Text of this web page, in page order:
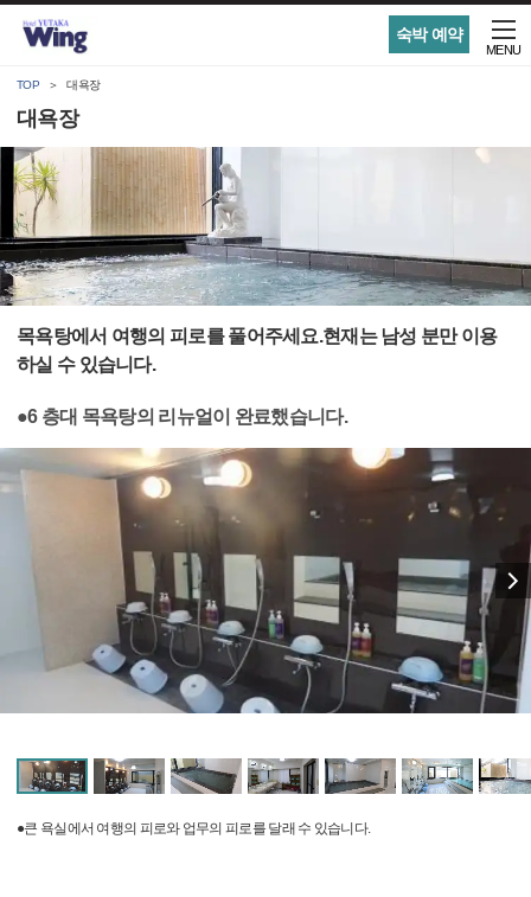
숙박 예약
MENU
TOP 대욕장
대욕장
목욕탕에서 여행의 피로를 풀어주세요.현재는 남성 분만 이용
하실 수 있습니다.
●6 층대 목욕탕의 리뉴얼이 완료했습니다.
●큰 욕실에서 여행의 피로와 업무의 피로를 달래 수 있습니다.